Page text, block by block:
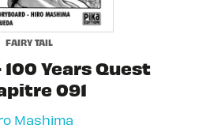
FAIRY TAIL
Years Quest
091
Mashima